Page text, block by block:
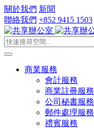
關於我們 新聞
聯絡我們 +852 9415 1503
商業服務
會計服務
商業註冊服務
公司秘書服務
郵件處理服務
禮賓服務